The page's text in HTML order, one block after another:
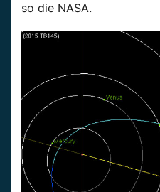
so die NASA.